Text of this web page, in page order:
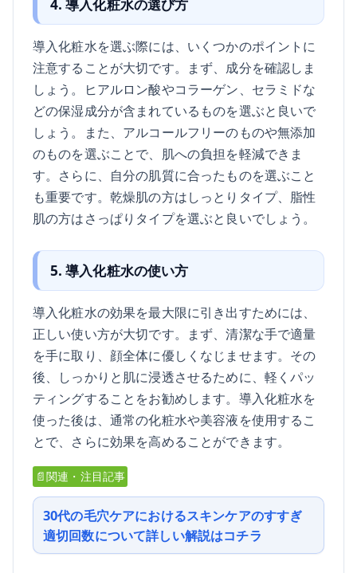
4. 導入化粧水の選び方
導入化粧水を選ぶ際には、いくつかのポイントに
注意することが大切です。まず、成分を確認しま
しょう。ヒアルロン酸やコラーゲン、セラミドな
どの保湿成分が含まれているものを選ぶと良いで
しょう。また、アルコールフリーのものや無添加
のものを選ぶことで、肌への負担を軽減できま
す。さらに、自分の肌質に合ったものを選ぶこと
も重要です。乾燥肌の方はしっとりタイプ、脂性
肌の方はさっぱりタイプを選ぶと良いでしょう。
5. 導入化粧水の使い方
導入化粧水の効果を最大限に引き出すためには、
正しい使い方が大切です。まず、清潔な手で適量
を手に取り、顔全体に優しくなじませます。その
後、しっかりと肌に浸透させるために、軽くパッ
ティングすることをお勧めします。導入化粧水を
使った後は、通常の化粧水や美容液を使用するこ
とで、さらに効果を高めることができます。
📄関連・注目記事
30代の毛穴ケアにおけるスキンケアのすすぎ
適切回数について詳しい解説はコチラ